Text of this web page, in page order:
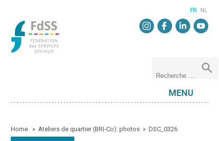
FR NL
MENU
Home »Ateliers de quartier (BRI-Co): photos »DSC_0326